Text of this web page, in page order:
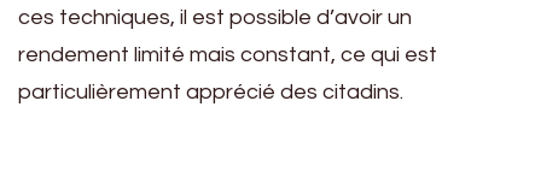
ces techniques, il est possible d’avoir un
rendement limité mais constant, ce qui est
particulièrement apprécié des citadins.